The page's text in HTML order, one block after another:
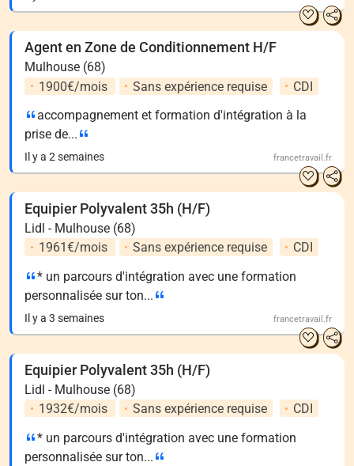
Agent en Zone de Conditionnement H/F
Mulhouse (68)
1900€/mois
Sans expérience requise
CDI
accompagnement et formation d'intégration à la
prise de...
Il y a 2 semaines francetravail.fr
Equipier Polyvalent 35h (H/F)
Lidl - Mulhouse (68)
1961€/mois
Sans expérience requise
CDI
* un parcours d'intégration avec une formation
personnalisée sur ton...
Il y a 3 semaines francetravail.fr
Equipier Polyvalent 35h (H/F)
Lidl - Mulhouse (68)
1932€/mois
Sans expérience requise
CDI
* un parcours d'intégration avec une formation
personnalisée sur ton...